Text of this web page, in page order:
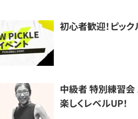
初心者歓迎！ピッ
中級者 特別練習
楽しくレベルUP！